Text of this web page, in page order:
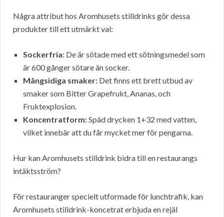
Några attribut hos Aromhusets stilldrinks gör dessa
produkter till ett utmärkt val:
Sockerfria: De är sötade med ett sötningsmedel som
är 600 gånger sötare än socker.
Mångsidiga smaker: Det finns ett brett utbud av
smaker som Bitter Grapefrukt, Ananas, och
Fruktexplosion.
Koncentratform:Späd drycken 1+32 med vatten,
vilket innebär att du får mycket mer för pengarna.
Hur kan Aromhusets stilldrink bidra till en restaurangs
intäktsström?
För restauranger specielt utformade för lunchtrafik, kan
Aromhusets stilldrink-koncetrat erbjuda en rejäl